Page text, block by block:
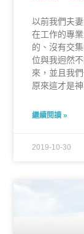
以前我們夫
在工作的專
的、沒有交
位與我迥然
來，並且我
原來這才是
繼續閱讀 »
2019-10-30